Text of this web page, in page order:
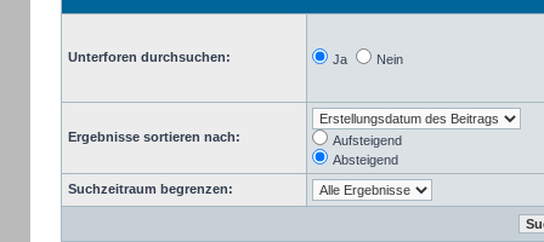
Unterforen durchsuchen: Ja Nein
Ergebnisse sortieren nach:
Aufsteigend
Absteigend
Suchzeitraum begrenzen: